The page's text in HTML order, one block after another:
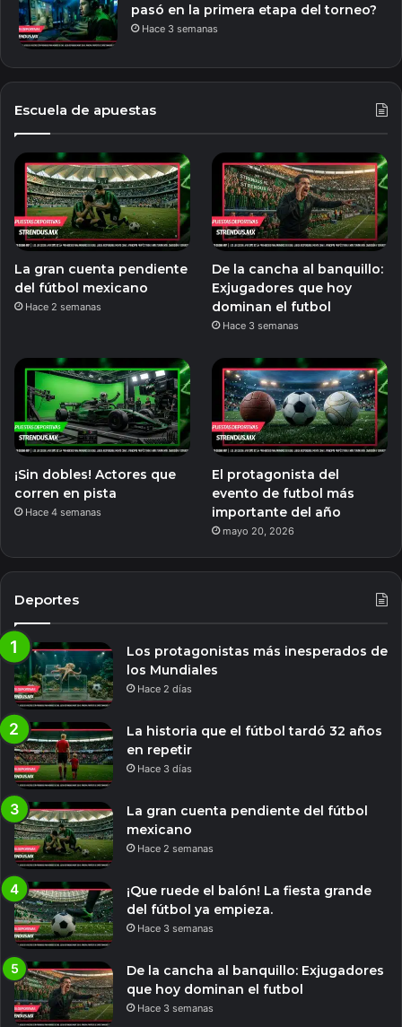
pasó en la primera etapa del torneo?
Hace 3 semanas
Escuela de apuestas
La gran cuenta pendiente
del fútbol mexicano
Hace 2 semanas
De la cancha al banquillo:
Exjugadores que hoy
dominan el futbol
Hace 3 semanas
¡Sin dobles! Actores que
corren en pista
Hace 4 semanas
El protagonista del
evento de futbol más
importante del año
mayo 20, 2026
Deportes
Los protagonistas más inesperados de
los Mundiales
Hace 2 días
La historia que el fútbol tardó 32 años
en repetir
Hace 3 días
La gran cuenta pendiente del fútbol
mexicano
Hace 2 semanas
¡Que ruede el balón! La fiesta grande
del fútbol ya empieza.
Hace 3 semanas
De la cancha al banquillo: Exjugadores
que hoy dominan el futbol
Hace 3 semanas